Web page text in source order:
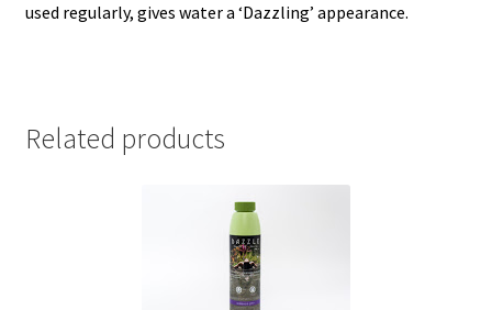
used regularly, gives water a ‘Dazzling’ appearance.
Related products